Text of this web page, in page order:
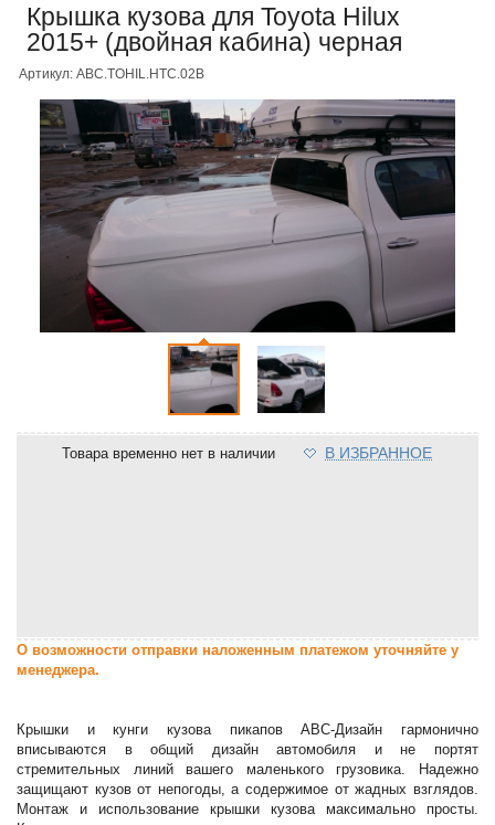
Крышка кузова для Toyota Hilux
2015+ (двойная кабина) черная
Артикул: ABC.TOHIL.HTC.02B
Товара временно нет в наличии В ИЗБРАННОЕ
О возможности отправки наложенным платежом уточняйте у
менеджера.
Крышки и кунги кузова пикапов АВС-Дизайн гармонично
вписываются в общий дизайн автомобиля и не портят
стремительных линий вашего маленького грузовика. Надежно
защищают кузов от непогоды, а содержимое от жадных взглядов.
Монтаж и использование крышки кузова максимально просты.